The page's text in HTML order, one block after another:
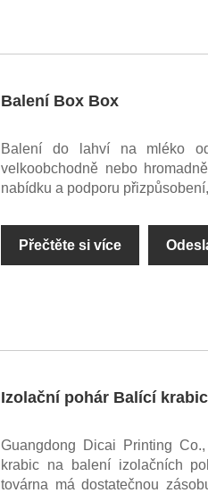
Balení Box Box
Balení do lahví na mléko
velkoobchodně nebo
nabídku a podporu
Přečtěte si více
Izolační pohár Balící
Guangdong Dicai Printing
krabic na balení izolačních
továrna má dostatečnou